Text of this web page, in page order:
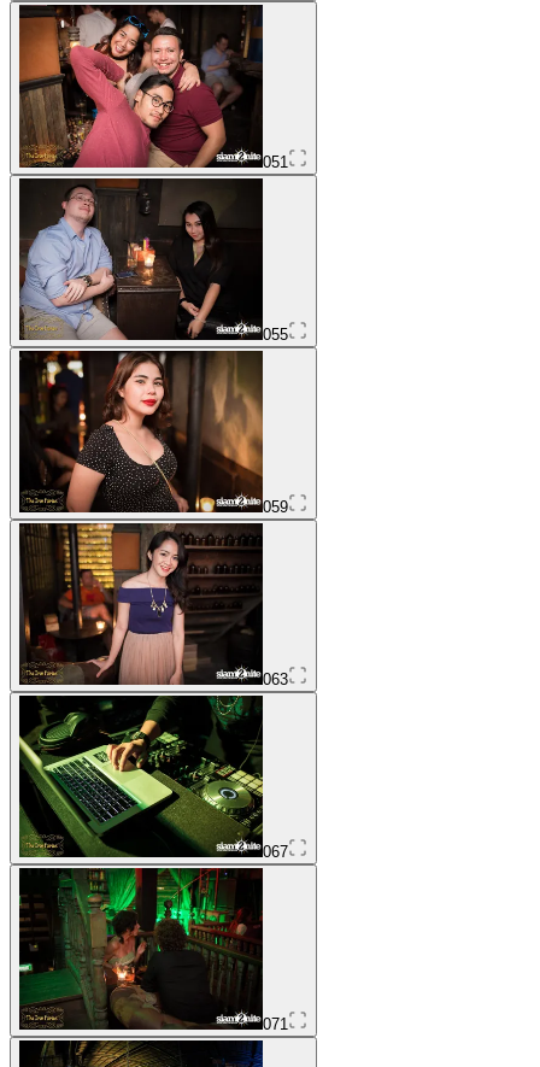
051
055
059
063
067
071